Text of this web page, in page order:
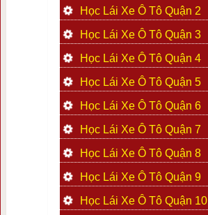
Học Lái Xe Ô Tô Quận 2
Học Lái Xe Ô Tô Quận 3
Học Lái Xe Ô Tô Quận 4
Học Lái Xe Ô Tô Quận 5
Học Lái Xe Ô Tô Quận 6
Học Lái Xe Ô Tô Quận 7
Học Lái Xe Ô Tô Quận 8
Học Lái Xe Ô Tô Quận 9
Học Lái Xe Ô Tô Quận 10